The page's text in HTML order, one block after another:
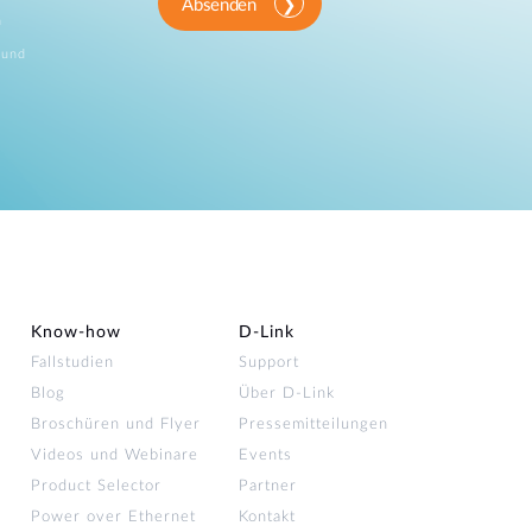
Absenden
Know-how
Fallstudien
Blog
Broschüren und Flyer
Videos und Webinare
Product Selector
Power over Ethernet
D‑Link
Support
Über D-Link
Pressemitteilungen
Events
Partner
Kontakt